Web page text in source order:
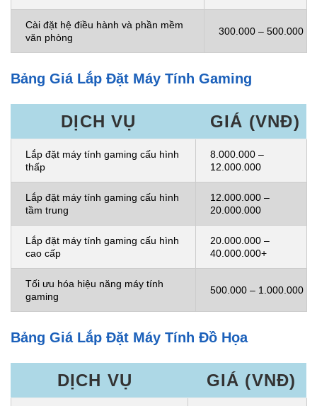
Cài đặt hệ điều hành và phần mềm
văn phòng
300.000 – 500.000
Bảng Giá Lắp Đặt Máy Tính Gaming
DỊCH VỤ GIÁ (VNĐ)
Lắp đặt máy tính gaming cấu hình
thấp
8.000.000 –
12.000.000
Lắp đặt máy tính gaming cấu hình
tầm trung
12.000.000 –
20.000.000
Lắp đặt máy tính gaming cấu hình
cao cấp
20.000.000 –
40.000.000+
Tối ưu hóa hiệu năng máy tính
gaming
500.000 – 1.000.000
Bảng Giá Lắp Đặt Máy Tính Đồ Họa
DỊCH VỤ GIÁ (VNĐ)